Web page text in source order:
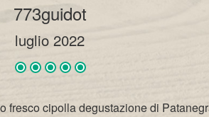
​773guidot
luglio 2022
cipolla degustazione di